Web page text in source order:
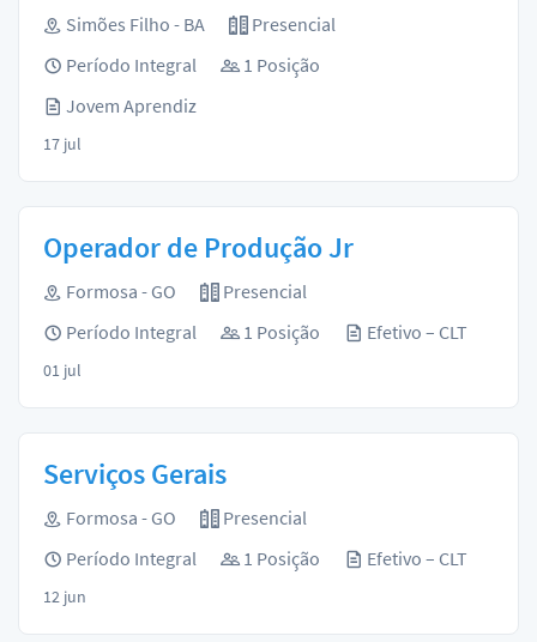
Simões Filho - BA
Presencial
Período Integral
1 Posição
Jovem Aprendiz
17 jul
Operador de Produção Jr
Formosa - GO
Presencial
Período Integral
1 Posição Efetivo – CLT
01 jul
Serviços Gerais
Formosa - GO
Presencial
Período Integral
1 Posição Efetivo – CLT
12 jun